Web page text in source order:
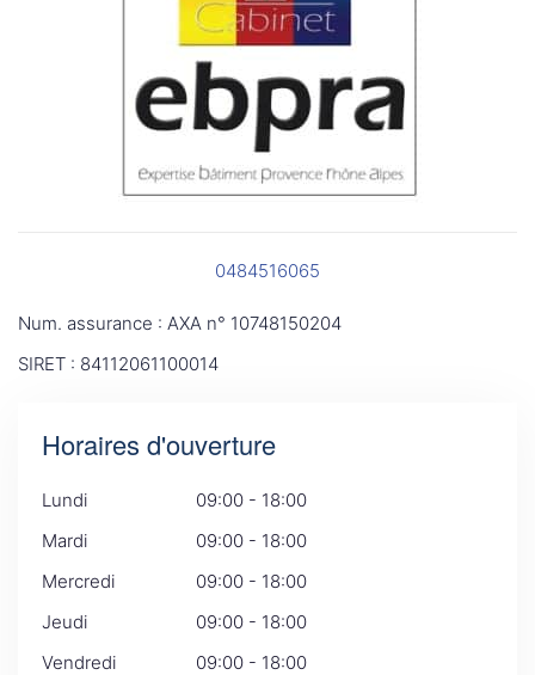
0484516065
Num. assurance : AXA n° 10748150204
SIRET : 84112061100014
Horaires d'ouverture
Lundi
09:00 - 18:00
Mardi
09:00 - 18:00
Mercredi
09:00 - 18:00
Jeudi
09:00 - 18:00
Vendredi
09:00 - 18:00